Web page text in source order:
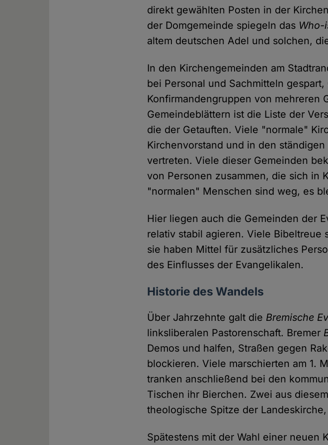
direkt gewählten Posten in der
der Domgemeinde spiegeln das Who-
altem deutschen Adel und solchen,
In den Kirchengemeinden am
bei Personal und Sachmitteln
Konfirmandengruppen von mehreren
Gemeindeblättern ist die Liste der
die der Getauften. Viele "normale"
Kirchenvorstand und in den
vertreten. Viele dieser Gemeinden
von Personen zusammen, die sich in
"normalen" Menschen sind weg, es
Hier liegen auch die Gemeinden der
relativ stabil agieren. Viele
sie haben Mittel für zusätzliches
des Einflusses der Evangelikalen.
Historie des Wandels
Über Jahrzehnte galt die Bremische
linksliberalen Pastorenschaft. Bremer
Demos und halfen, Straßen gegen
blockieren. Viele marschierten am 1.
tranken anschließend bei den
Tischen ihr Bierchen. Zwei aus
theologische Spitze der
Spätestens mit der Wahl einer neuen